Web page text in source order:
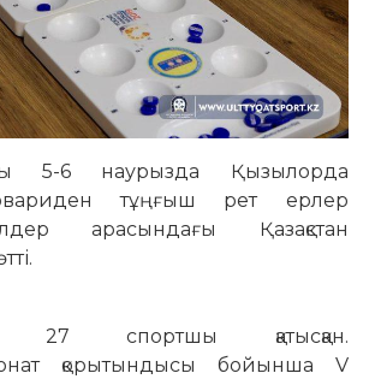
5-6 наурызда Қызылорда
тұңғыш рет ерлер
арасындағы Қазақстан
27 спортшы қатысқан.
қорытындысы бойынша V